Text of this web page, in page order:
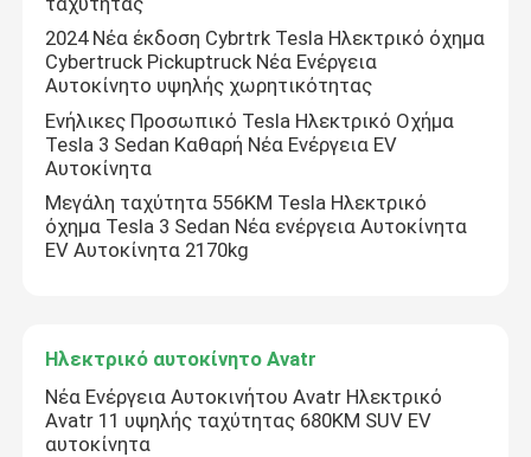
2024 Νέα έκδοση Cybrtrk Tesla Ηλεκτρικό όχημα
Cybertruck Pickuptruck Νέα Ενέργεια
Αυτοκίνητο υψηλής χωρητικότητας
Ενήλικες Προσωπικό Tesla Ηλεκτρικό Οχήμα
Tesla 3 Sedan Καθαρή Νέα Ενέργεια EV
Αυτοκίνητα
Μεγάλη ταχύτητα 556KM Tesla Ηλεκτρικό
όχημα Tesla 3 Sedan Νέα ενέργεια Αυτοκίνητα
EV Αυτοκίνητα 2170kg
Ηλεκτρικό αυτοκίνητο Avatr
Νέα Ενέργεια Αυτοκινήτου Avatr Ηλεκτρικό
Avatr 11 υψηλής ταχύτητας 680KM SUV EV
αυτοκίνητα